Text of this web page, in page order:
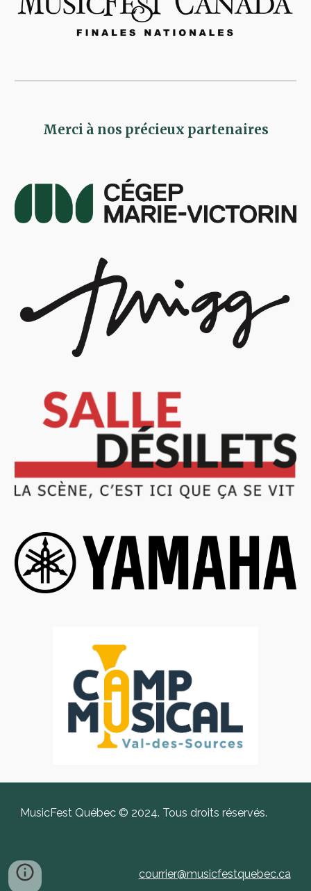
Merci à nos précieux partenaires
MusicFest Québec © 2024. Tous droits réservés.
courrier@musicfestquebec.ca